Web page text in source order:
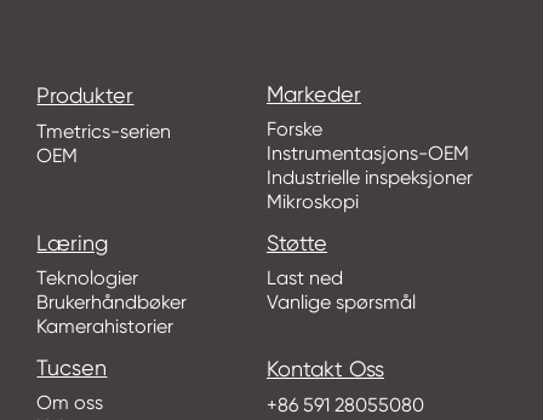
Produkter
Tmetrics-serien
OEM
Markeder
Forske
Instrumentasjons-OEM
Industrielle inspeksjoner
Mikroskopi
Læring
Teknologier
Brukerhåndbøker
Kamerahistorier
Støtte
Last ned
Vanlige spørsmål
Tucsen
Om oss
Kontakt Oss
+86 591 28055080